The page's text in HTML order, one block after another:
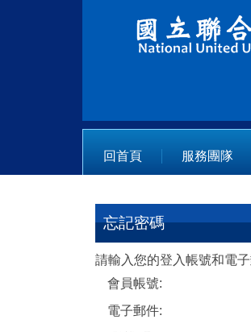
回首頁
服務團隊
忘記密碼
請輸入您的登入帳號和電
會員帳號:
電子郵件: